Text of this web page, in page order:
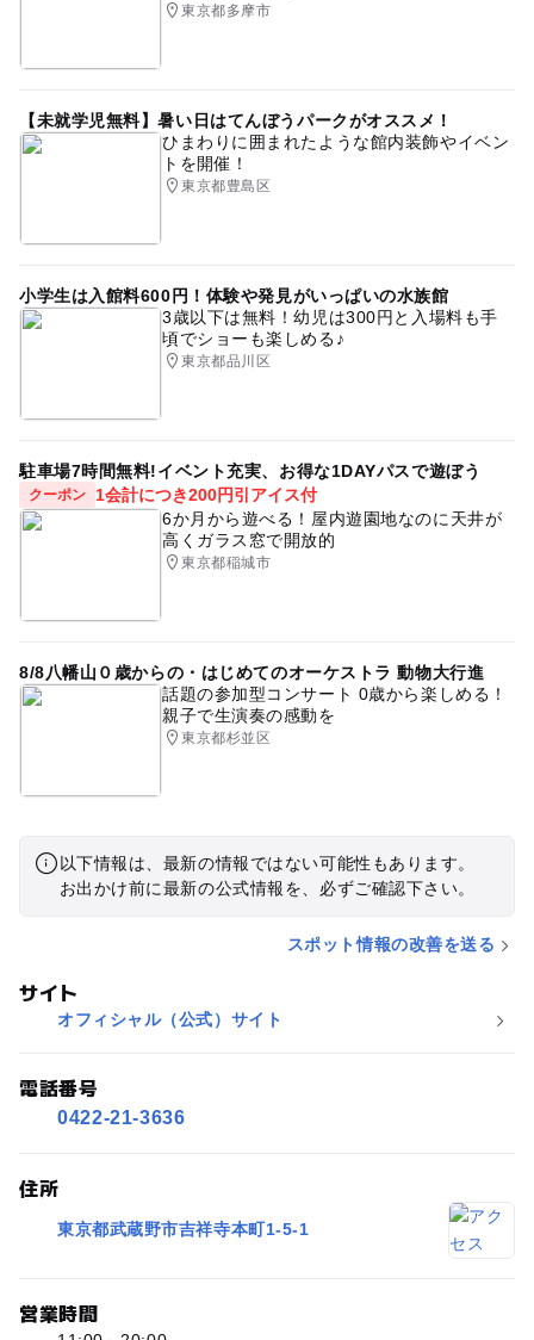
東京都多摩市
【未就学児無料】暑い日はてんぼうパークがオススメ！
ひまわりに囲まれたような館内装飾やイベン
トを開催！
東京都豊島区
小学生は入館料600円！体験や発見がいっぱいの水族館
3歳以下は無料！幼児は300円と入場料も手
頃でショーも楽しめる♪
東京都品川区
駐車場7時間無料!イベント充実、お得な1DAYパスで遊ぼう
クーポン
1会計につき200円引アイス付
6か月から遊べる！屋内遊園地なのに天井が
高くガラス窓で開放的
東京都稲城市
8/8八幡山０歳からの・はじめてのオーケストラ 動物大行進
話題の参加型コンサート 0歳から楽しめる！
親子で生演奏の感動を
東京都杉並区
以下情報は、最新の情報ではない可能性もあります。
お出かけ前に最新の公式情報を、必ずご確認下さい。
スポット情報の改善を送る
サイト
オフィシャル（公式）サイト
電話番号
0422-21-3636
住所
東京都武蔵野市吉祥寺本町1-5-1
営業時間